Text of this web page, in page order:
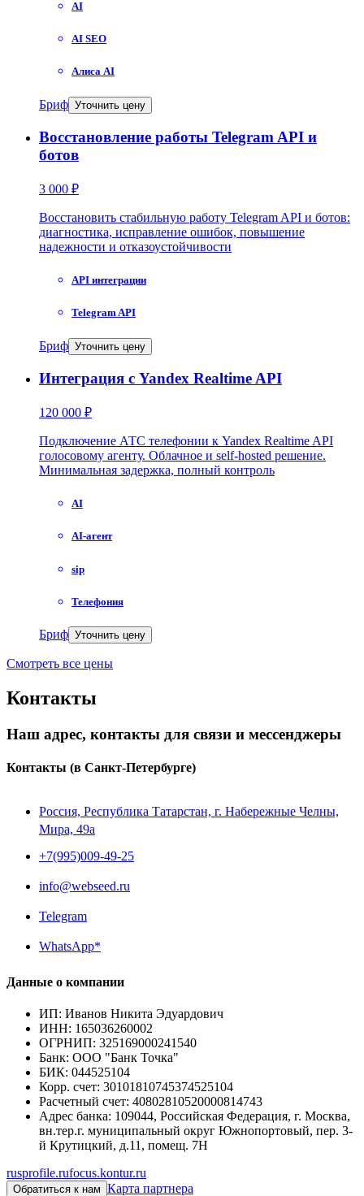
AI
AI SEO
Алиса AI
Бриф Уточнить цену
Восстановление работы Telegram API и
ботов
3 000 ₽
Восстановить стабильную работу Telegram API и ботов:
диагностика, исправление ошибок, повышение
надежности и отказоустойчивости
API интеграции
Telegram API
Бриф Уточнить цену
Интеграция с Yandex Realtime API
120 000 ₽
Подключение АТС телефонии к Yandex Realtime API
голосовому агенту. Облачное и self-hosted решение.
Минимальная задержка, полный контроль
AI
AI-агент
sip
Телефония
Бриф Уточнить цену
Смотреть все цены
Контакты
Наш адрес, контакты для связи и мессенджеры
Контакты (в Санкт-Петербурге)
Россия, Республика Татарстан, г. Набережные Челны,
Мира, 49a
+7(995)009-49-25
info@webseed.ru
Telegram
WhatsApp*
Данные о компании
ИП: Иванов Никита Эдуардович
ИНН: 165036260002
ОГРНИП: 325169000241540
Банк: ООО "Банк Точка"
БИК: 044525104
Корр. счет: 30101810745374525104
Расчетный счет: 40802810520000814743
Адрес банка: 109044, Российская Федерация, г. Москва,
вн.тер.г. муниципальный округ Южнопортовый, пер. 3-
й Крутицкий, д.11, помещ. 7Н
rusprofile.rufocus.kontur.ru
Обратиться к нам Карта партнера